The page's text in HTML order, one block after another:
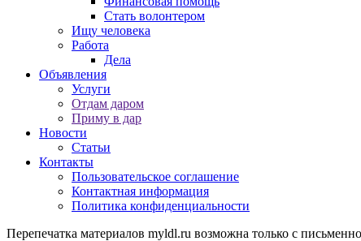
Стать волонтером
Ищу человека
Работа
Дела
Объявления
Услуги
Отдам даром
Приму в дар
Новости
Статьи
Контакты
Пользовательское соглашение
Контактная информация
Политика конфиденциальности
Перепечатка материалов myldl.ru возможна только с